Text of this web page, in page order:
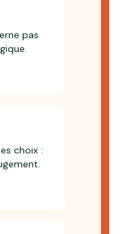
pas
choix :